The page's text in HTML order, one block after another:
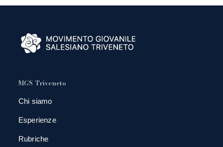
MGS Triveneto
Chi siamo
Esperienze
Rubriche